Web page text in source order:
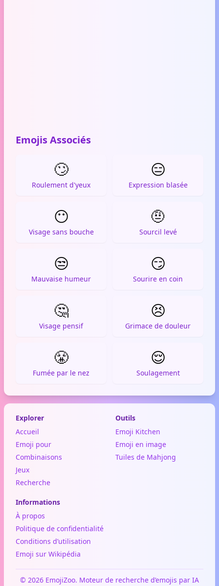
Emojis Associés
🙄
Roulement d'yeux
😑
Expression blasée
😶
Visage sans bouche
🤨
Sourcil levé
😒
Mauvaise humeur
😏
Sourire en coin
🤔
Visage pensif
😣
Grimace de douleur
😤
Fumée par le nez
😌
Soulagement
Explorer
Accueil
Emoji pour
Combinaisons
Jeux
Recherche
Outils
Emoji Kitchen
Emoji en image
Tuiles de Mahjong
Informations
À propos
Politique de confidentialité
Conditions d’utilisation
Emoji sur Wikipédia
© 2026 EmojiZoo. Moteur de recherche d’emojis par IA